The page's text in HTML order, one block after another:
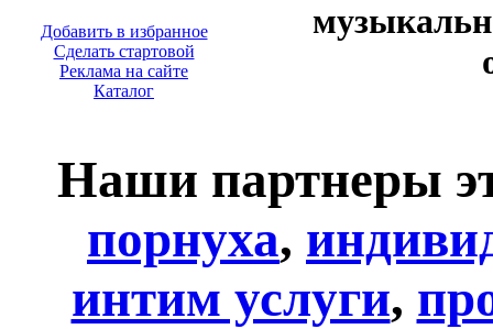
Добавить в избранное
Сделать стартовой
Реклама на сайте
Каталог
Наши партнеры
порнуха,
интим услуги,